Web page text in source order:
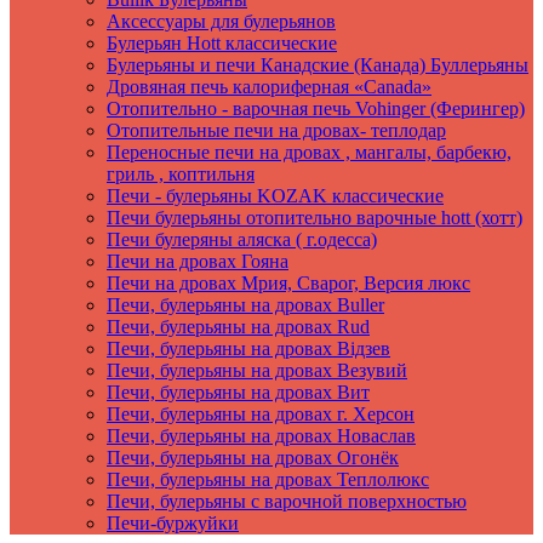
Аксеcсуары для булерьянов
Булерьян Hott классические
Булерьяны и печи Канадские (Канада) Буллерьяны
Дровяная печь калориферная «Canada»
Отопительно - варочная печь Vohinger (Ферингер)
Отопительные печи на дровах- теплодар
Переносные печи на дровах , мангалы, барбекю,
гриль , коптильня
Печи - булерьяны KOZAK классические
Печи булерьяны отопительно варочные hott (хотт)
Печи булеряны аляска ( г.одесса)
Печи на дровах Гояна
Печи на дровах Мрия, Сварог, Версия люкс
Печи, булерьяны на дровах Buller
Печи, булерьяны на дровах Rud
Печи, булерьяны на дровах Вiдзев
Печи, булерьяны на дровах Везувий
Печи, булерьяны на дровах Вит
Печи, булерьяны на дровах г. Херсон
Печи, булерьяны на дровах Новаслав
Печи, булерьяны на дровах Огонёк
Печи, булерьяны на дровах Теплолюкс
Печи, булерьяны с варочной поверхностью
Печи-буржуйки